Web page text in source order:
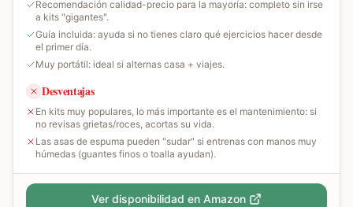
Recomendación calidad-precio para la mayoría: completo sin irse
a kits "gigantes".
Guía incluida: ayuda si no tienes claro qué ejercicios hacer desde
el primer día.
Muy portátil: ideal si alternas casa + viajes.
Desventajas
En kits muy populares, lo más importante es el mantenimiento: si
no revisas grietas/roces, acortas su vida.
Las asas de espuma pueden "sudar" si entrenas con manos muy
húmedas (guantes finos o toalla ayudan).
Ver disponibilidad en Amazon